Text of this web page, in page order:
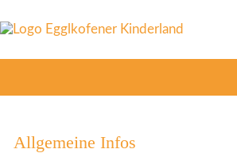
Allgemeine Infos